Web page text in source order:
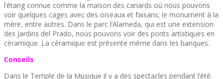
l’étang connue comme la maison des canards où nous pouvons
voir quelques cages avec des oiseaux et faisans; le monument à la
mère, entre autres. Dans le parc l’Alameda, qui est une extension
des Jardins del Prado, nous pouvons voir des ponts artistiques en
céramique. La céramique est présente même dans les banques.
Conseils
Dans le Temple de la Musique il y a des spectacles pendant l’été.